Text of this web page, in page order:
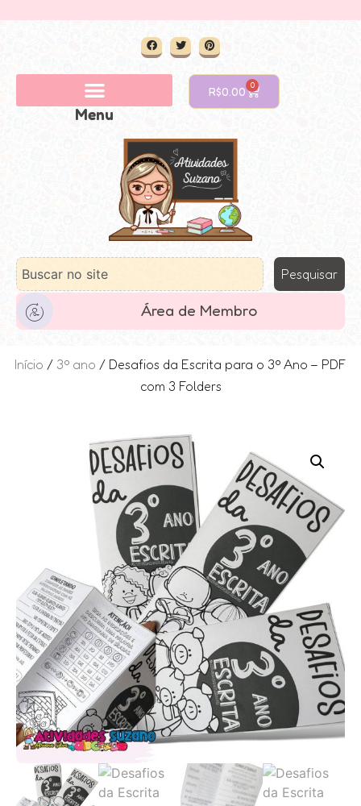
Menu
R$0.00 0
Pesquisar
Área de Membro
Início / 3º ano / Desafios da Escrita para o 3º Ano – PDF
com 3 Folders